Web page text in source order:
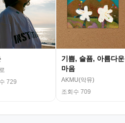
729
기쁨, 슬픔, 아름다운
마음
AKMU(악뮤)
조회수 709